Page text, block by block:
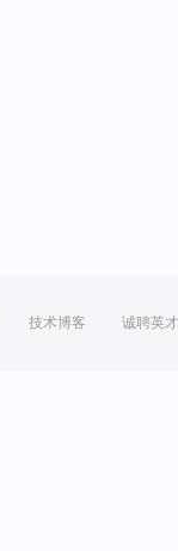
技术博客 诚聘英才